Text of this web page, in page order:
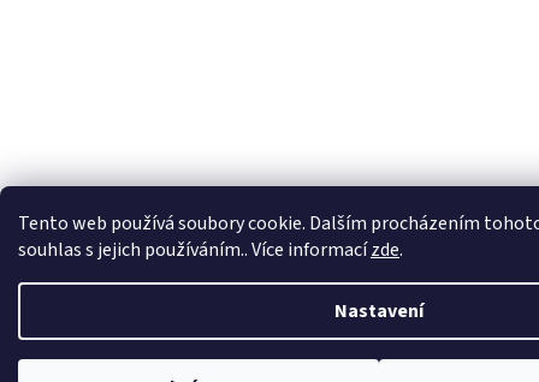
Tento web používá soubory cookie. Dalším procházením
souhlas s jejich používáním.. Více informacízde.
Nastavení